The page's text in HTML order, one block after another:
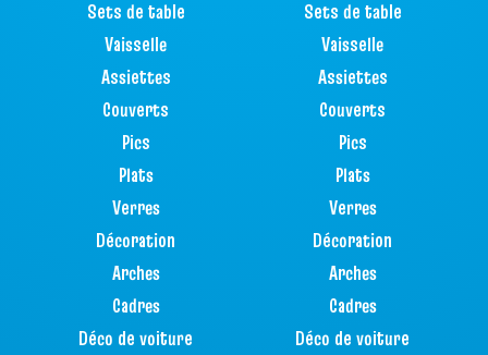
Sets de table
Vaisselle
Assiettes
Couverts
Pics
Plats
Verres
Décoration
Arches
Cadres
Déco de voiture
Sets de table
Vaisselle
Assiettes
Couverts
Pics
Plats
Verres
Décoration
Arches
Cadres
Déco de voiture